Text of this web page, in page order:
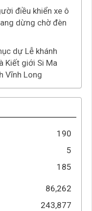
điều khiển xe ô
dừng chờ đèn
dự Lễ khánh
Kiết giới Si Ma
Vĩnh Long
190
5
185
86,262
243,877